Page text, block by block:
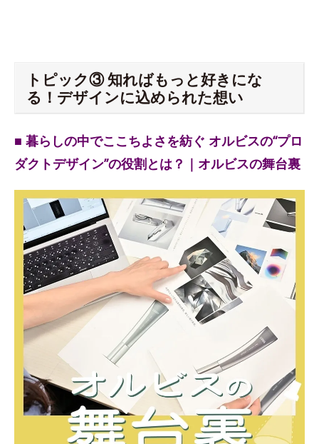
トピック③ 知ればもっと好きにな
る！デザインに込められた想い
■ 暮らしの中でここちよさを紡ぐ オルビスの“プロ
ダクトデザイン”の役割とは？｜オルビスの舞台裏